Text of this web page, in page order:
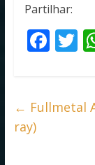
Partilhar:
F
b
T
← Fullmetal
ray)